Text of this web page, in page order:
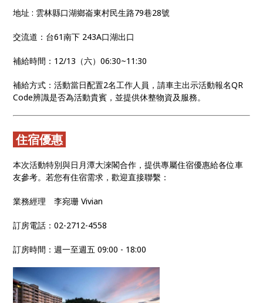
地址 : 雲林縣口湖鄉崙東村民生路79巷28號
交流道：台61南下 243A口湖出口
補給時間：12/13（六）06:30~11:30
補給方式：活動當日配置2名工作人員，請車主出示活動報名QR
Code辨識是否為活動貴賓，並提供休整物資及服務。
住宿優惠
本次活動特別與日月潭大淶閣合作，提供專屬住宿優惠給各位車
友參考。若您有住宿需求，歡迎直接聯繫：
業務經理 李宛珊 Vivian
訂房電話：02-2712-4558
訂房時間：週一至週五 09:00 - 18:00